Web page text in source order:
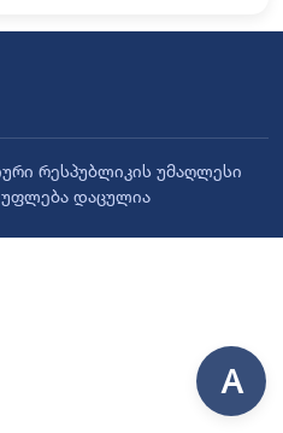
რესპუბლიკის უმაღლესი
უფლება დაცულია
A